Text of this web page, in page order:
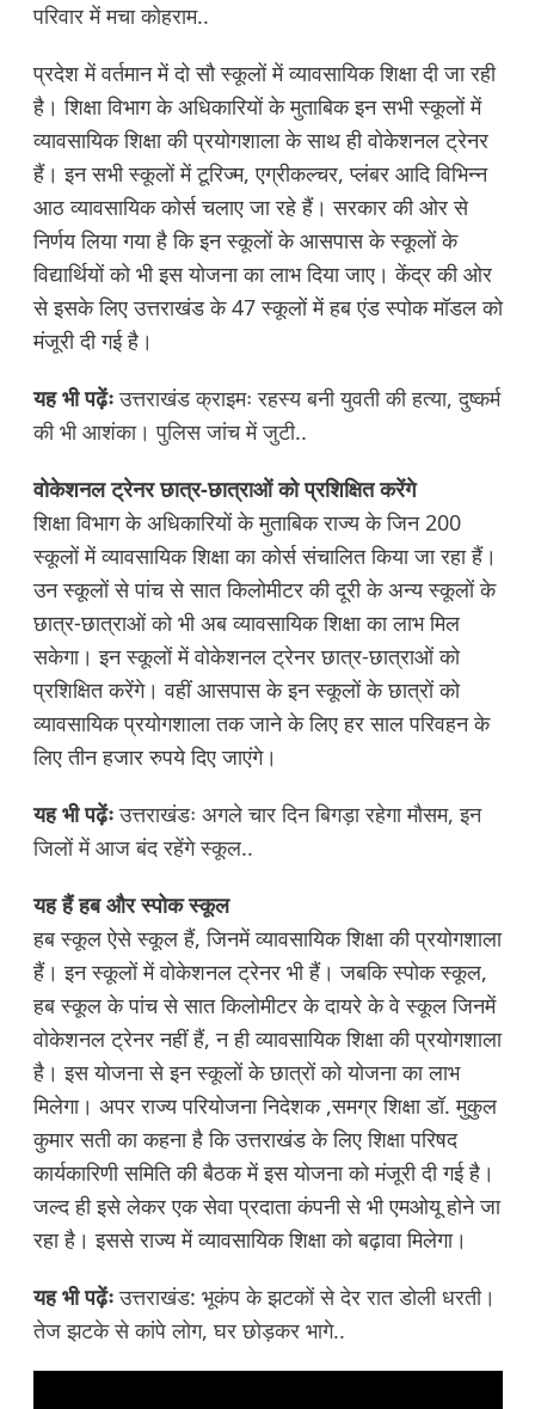
परिवार में मचा कोहराम..
प्रदेश में वर्तमान में दो सौ स्कूलों में व्यावसायिक शिक्षा दी जा रही
है। शिक्षा विभाग के अधिकारियों के मुताबिक इन सभी स्कूलों में
व्यावसायिक शिक्षा की प्रयोगशाला के साथ ही वोकेशनल ट्रेनर
हैं। इन सभी स्कूलों में टूरिज्म, एग्रीकल्चर, प्लंबर आदि विभिन्न
आठ व्यावसायिक कोर्स चलाए जा रहे हैं। सरकार की ओर से
निर्णय लिया गया है कि इन स्कूलों के आसपास के स्कूलों के
विद्यार्थियों को भी इस योजना का लाभ दिया जाए। केंद्र की ओर
से इसके लिए उत्तराखंड के 47 स्कूलों में हब एंड स्पोक मॉडल को
मंजूरी दी गई है।
यह भी पढ़ेंः उत्तराखंड क्राइमः रहस्य बनी युवती की हत्या, दुष्कर्म
की भी आशंका। पुलिस जांच में जुटी..
वोकेशनल ट्रेनर छात्र-छात्राओं को प्रशिक्षित करेंगे
शिक्षा विभाग के अधिकारियों के मुताबिक राज्य के जिन 200
स्कूलों में व्यावसायिक शिक्षा का कोर्स संचालित किया जा रहा हैं।
उन स्कूलों से पांच से सात किलोमीटर की दूरी के अन्य स्कूलों के
छात्र-छात्राओं को भी अब व्यावसायिक शिक्षा का लाभ मिल
सकेगा। इन स्कूलों में वोकेशनल ट्रेनर छात्र-छात्राओं को
प्रशिक्षित करेंगे। वहीं आसपास के इन स्कूलों के छात्रों को
व्यावसायिक प्रयोगशाला तक जाने के लिए हर साल परिवहन के
लिए तीन हजार रुपये दिए जाएंगे।
यह भी पढ़ेंः उत्तराखंडः अगले चार दिन बिगड़ा रहेगा मौसम, इन
जिलों में आज बंद रहेंगे स्कूल..
यह हैं हब और स्पोक स्कूल
हब स्कूल ऐसे स्कूल हैं, जिनमें व्यावसायिक शिक्षा की प्रयोगशाला
हैं। इन स्कूलों में वोकेशनल ट्रेनर भी हैं। जबकि स्पोक स्कूल,
हब स्कूल के पांच से सात किलोमीटर के दायरे के वे स्कूल जिनमें
वोकेशनल ट्रेनर नहीं हैं, न ही व्यावसायिक शिक्षा की प्रयोगशाला
है। इस योजना से इन स्कूलों के छात्रों को योजना का लाभ
मिलेगा। अपर राज्य परियोजना निदेशक ,समग्र शिक्षा डॉ. मुकुल
कुमार सती का कहना है कि उत्तराखंड के लिए शिक्षा परिषद
कार्यकारिणी समिति की बैठक में इस योजना को मंजूरी दी गई है।
जल्द ही इसे लेकर एक सेवा प्रदाता कंपनी से भी एमओयू होने जा
रहा है। इससे राज्य में व्यावसायिक शिक्षा को बढ़ावा मिलेगा।
यह भी पढ़ेंः उत्तराखंड: भूकंप के झटकों से देर रात डोली धरती।
तेज झटके से कांपे लोग, घर छोड़कर भागे..